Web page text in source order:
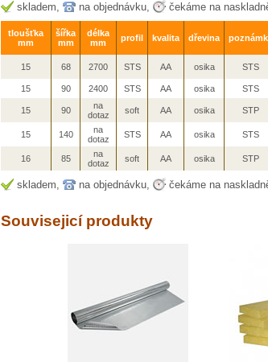
skladem, na objednávku, čekáme na
tloušťka
mm
šířka
mm
délka
mm
profil kvalita dřevina
15 68 2700 STS AA osika STS
15 90 2400 STS AA osika STS
15 90
na
dotaz
soft AA osika STP
15 140
na
dotaz
STS AA osika STS
16 85
na
dotaz
soft AA osika STP
skladem, na objednávku, čekáme na
Souvisejicí produkty